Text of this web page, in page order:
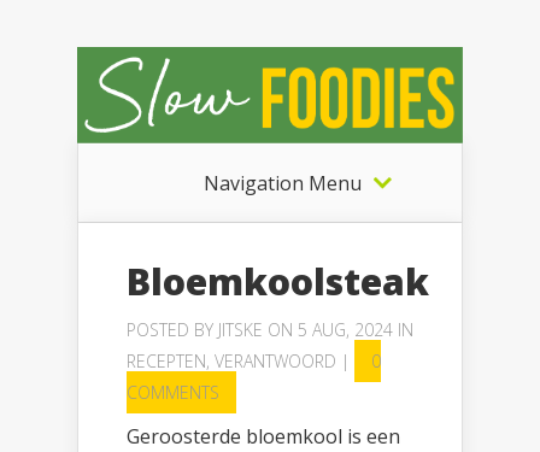
Navigation Menu
Bloemkoolsteak
POSTED BY JITSKE ON 5 AUG, 2024 IN
RECEPTEN, VERANTWOORD |
0
COMMENTS
Geroosterde bloemkool is een